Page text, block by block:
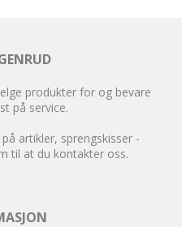
produkter for og bevare
på service.
artikler, sprengskisser -
til at du kontakter oss.